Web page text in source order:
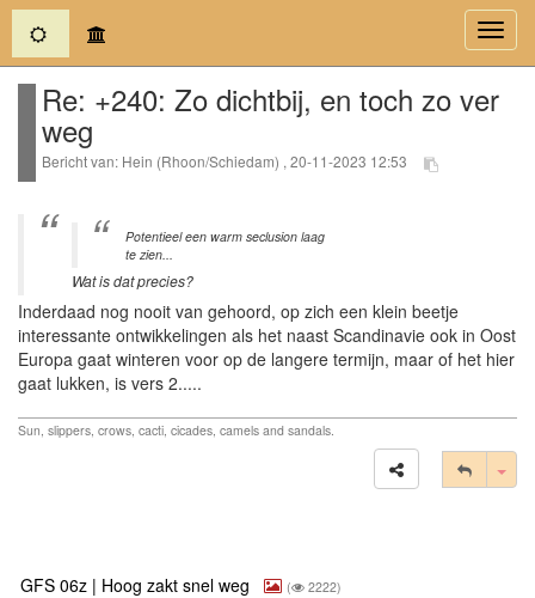
(current)
Re: +240: Zo dichtbij, en toch zo ver
weg
Bericht van: Hein (Rhoon/Schiedam) , 20-11-2023 12:53
Potentieel een warm seclusion laag
te zien...
Wat is dat precies?
Inderdaad nog nooit van gehoord, op zich een klein beetje
interessante ontwikkelingen als het naast Scandinavie ook in Oost
Europa gaat winteren voor op de langere termijn, maar of het hier
gaat lukken, is vers 2.....
Sun, slippers, crows, cacti, cicades, camels and sandals.
GFS 06z | Hoog zakt snel weg ( 2222)